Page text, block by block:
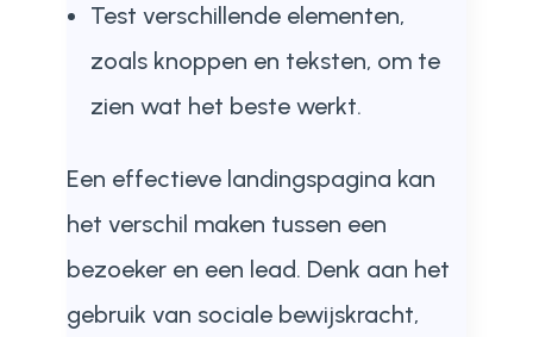
Test verschillende elementen,
zoals knoppen en teksten, om te
zien wat het beste werkt.
Een effectieve landingspagina kan
het verschil maken tussen een
bezoeker en een lead. Denk aan het
gebruik van sociale bewijskracht,